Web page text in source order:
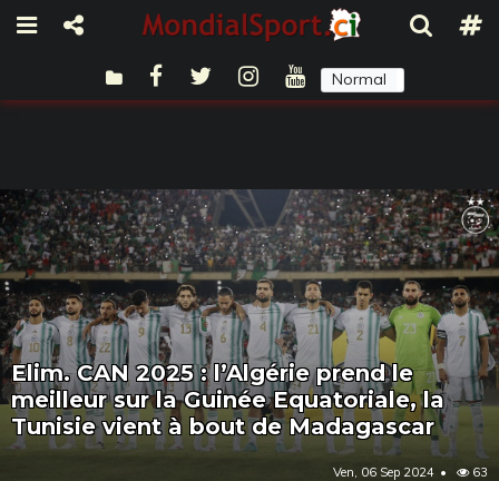
Normal
Elim. CAN 2025 : l’Algérie prend le
meilleur sur la Guinée Equatoriale, la
Tunisie vient à bout de Madagascar
Ven, 06 Sep 2024 63